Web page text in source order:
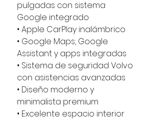
pulgadas con sistema
Google integrado
• Apple CarPlay inalámbrico
• Google Maps, Google
Assistant y apps integradas
• Sistema de seguridad Volvo
con asistencias avanzadas
• Diseño moderno y
minimalista premium
• Excelente espacio interior